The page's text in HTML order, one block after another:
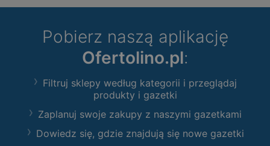
Pobierz naszą aplikację
Ofertolino.pl:
Filtruj sklepy według kategorii i przeglądaj
produkty i gazetki
Zaplanuj swoje zakupy z naszymi gazetkami
Dowiedz się, gdzie znajdują się nowe gazetki